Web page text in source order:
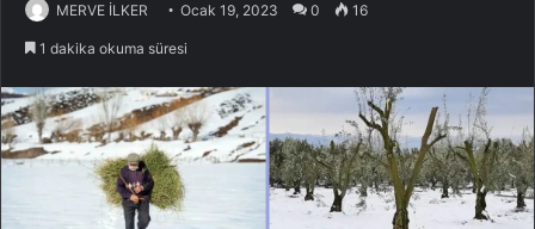
MERVE İLKER Ocak 19, 2023 0 16
1 dakika okuma süresi